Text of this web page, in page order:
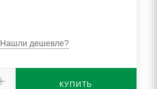
Нашли дешевле?
КУПИТЬ